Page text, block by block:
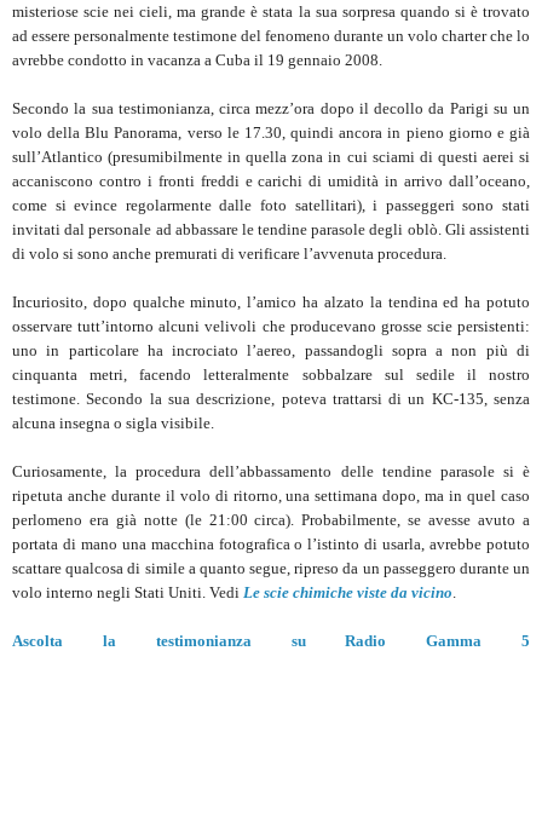
misteriose scie nei cieli, ma grande è stata la sua sorpresa quando si è trovato
ad essere personalmente testimone del fenomeno durante un volo charter che lo
avrebbe condotto in vacanza a Cuba il 19 gennaio 2008.
Secondo la sua testimonianza, circa mezz’ora dopo il decollo da Parigi su un
volo della Blu Panorama, verso le 17.30, quindi ancora in pieno giorno e già
sull’Atlantico (presumibilmente in quella zona in cui sciami di questi aerei si
accaniscono contro i fronti freddi e carichi di umidità in arrivo dall’oceano,
come si evince regolarmente dalle foto satellitari), i passeggeri sono stati
invitati dal personale ad abbassare le tendine parasole degli oblò. Gli assistenti
di volo si sono anche premurati di verificare l’avvenuta procedura.
Incuriosito, dopo qualche minuto, l’amico ha alzato la tendina ed ha potuto
osservare tutt’intorno alcuni velivoli che producevano grosse scie persistenti:
uno in particolare ha incrociato l’aereo, passandogli sopra a non più di
cinquanta metri, facendo letteralmente sobbalzare sul sedile il nostro
testimone. Secondo la sua descrizione, poteva trattarsi di un KC-135, senza
alcuna insegna o sigla visibile.
Curiosamente, la procedura dell’abbassamento delle tendine parasole si è
ripetuta anche durante il volo di ritorno, una settimana dopo, ma in quel caso
perlomeno era già notte (le 21:00 circa). Probabilmente, se avesse avuto a
portata di mano una macchina fotografica o l’istinto di usarla, avrebbe potuto
scattare qualcosa di simile a quanto segue, ripreso da un passeggero durante un
volo interno negli Stati Uniti. Vedi Le scie chimiche viste da vicino
Ascolta la testimonianza su Radio Gamma 5